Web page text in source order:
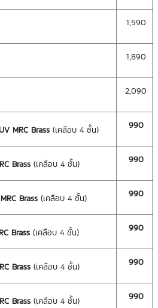
1,590
1,890
2,090
MRC Brass(เคลือบ 4 ชั้น) 990
Brass(เคลือบ 4 ชั้น) 990
Brass(เคลือบ 4 ชั้น) 990
Brass(เคลือบ 4 ชั้น) 990
Brass(เคลือบ 4 ชั้น) 990
Brass(เคลือบ 4 ชั้น) 990